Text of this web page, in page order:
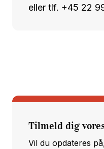
eller tlf. +45 22
Tilmeld dig
Vil du opdateres